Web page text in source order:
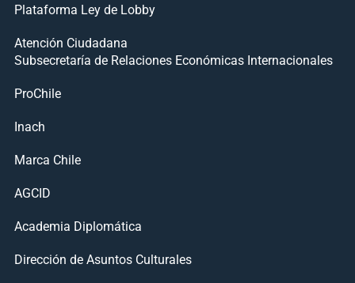
Plataforma Ley de Lobby
Atención Ciudadana
Subsecretaría de Relaciones Económicas Internacionales
ProChile
Inach
Marca Chile
AGCID
Academia Diplomática
Dirección de Asuntos Culturales